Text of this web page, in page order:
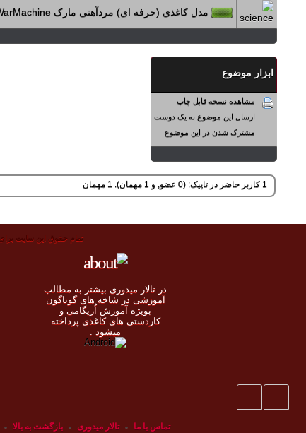
مدل کاغذی (حرفه ای) مردآهنی مارک WarMachine (بخش سوم-نهایی)
ابزار موضوع
مشاهده نسخه قابل چاپ
ارسال این موضوع به یک دوست
مشترک شدن در این موضوع
1 کاربر حاضر در تاپیک: (0 عضو, و 1 مهمان). 1 مهمان
تمام حقوق اين سايت برای
در تالار میدوری بيشتر به مطالب
آموزشی در شاخه های گوناگون
بویژه آموزش اُريگامی و
کاردستی های کاغذی پرداخته
ميشود .
تماس با ما - تالار میدوری - بازگشت به بالا -